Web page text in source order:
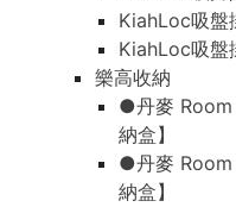
KiahLoc吸
KiahLoc吸盤
樂高收納
●丹麥 Room
納盒】
●丹麥 Room
納盒】